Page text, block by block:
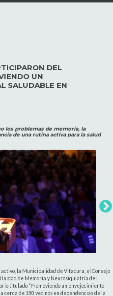
DEL
UN
SALUDABLE EN
los problemas de memoria, la
de una rutina activa para la salud
la Municipalidad de Vitacura, el Consejo
de Memoria y Neurosiquiatría del
titulado “Promoviendo un envejecimiento
cerca de 150 vecinos en dependencias de la